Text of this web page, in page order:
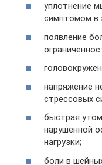
уплотнение
симптомом в
появление
напряжение
стрессовых
быстрая
нарушенной
нагрузки;
боли в